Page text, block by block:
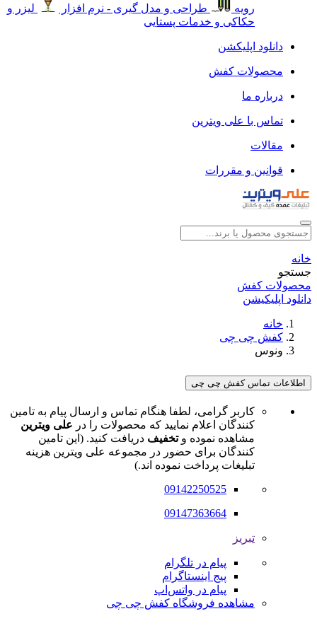
رویه
طراحی و مدل گیری - نرم افزار
لیزر و
حکاکی و خدمات پستایی
دانلود اپلیکشن
محصولات کفش
درباره ما
تماس با علی ویترین
مقالات
قوانین و مقررات
خانه
جستجو
محصولات کفش
دانلود اپلیکیشن
خانه
کفش چی چی
ونوس
اطلاعات تماس کفش چی چی
کاربر گرامی، لطفا هنگام تماس و ارسال پیام به تامین
کنندگان اعلام نمایید که محصولات را در علی ویترین
مشاهده نموده وتخفیف دریافت کنید. (این تامین
کنندگان برای حضور در مجموعه علی ویترین هزینه
تبلیغات پرداخت نموده اند.)
09142250525
09147363664
تبریز
پیام در تلگرام
پیج اینستاگرام
پیام در واتس‌اپ
مشاهده فروشگاه کفش چی چی